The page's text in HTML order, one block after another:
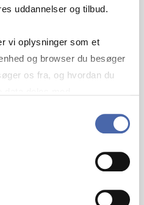
uddannelser og tilbud.
vi oplysninger som et
og browser du besøger
os fra, og hvordan du
selv - og kan altid trække